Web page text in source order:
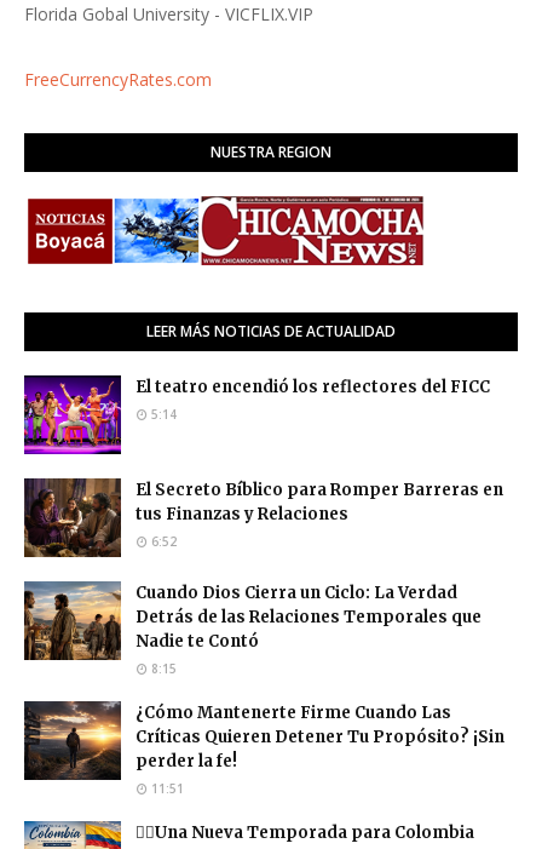
Florida Gobal University - VICFLIX.VIP
FreeCurrencyRates.com
NUESTRA REGION
LEER MÁS NOTICIAS DE ACTUALIDAD
El teatro encendió los reflectores del FICC
5:14
El Secreto Bíblico para Romper Barreras en
tus Finanzas y Relaciones
6:52
Cuando Dios Cierra un Ciclo: La Verdad
Detrás de las Relaciones Temporales que
Nadie te Contó
8:15
¿Cómo Mantenerte Firme Cuando Las
Críticas Quieren Detener Tu Propósito? ¡Sin
perder la fe!
11:51
❤️‍🔥Una Nueva Temporada para Colombia